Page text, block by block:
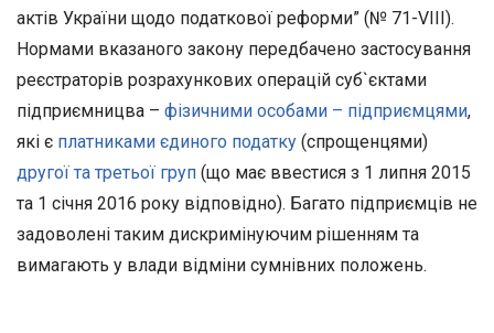
актів України щодо податкової реформи” (№ 71-VIII).
Нормами вказаного закону передбачено застосування
реєстраторів розрахункових операцій суб`єктами
підприємницва – фізичними особами – підприємцями,
які є платниками єдиного податку (спрощенцями)
другої та третьої груп (що має ввестися з 1 липня 2015
та 1 січня 2016 року відповідно). Багато підприємців не
задоволені таким дискримінуючим рішенням та
вимагають у влади відміни сумнівних положень.